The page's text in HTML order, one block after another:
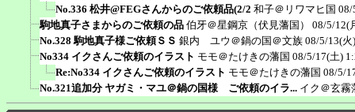
No.336 松井@FEGさんからのご依頼品(2/2 和子＠リワマヒ国 08/
駒地真子さまからのご依頼の品 伯牙＠星鋼京（伏見藩国）
08/5/12(
No.328 駒地真子様ご依頼ＳＳ 銀内 ユウ＠鍋の国＠文族 08/5/13(火
No334 イクさんご依頼のイラスト モモ＠たけきの藩国 08/5/17(土)
Re:No334 イクさんご依頼のイラスト モモ＠たけきの藩国 08/5/
No.321追加分 ヤガミ・マユ＠鍋の国様 ご依頼のイラ... イク＠玄霧